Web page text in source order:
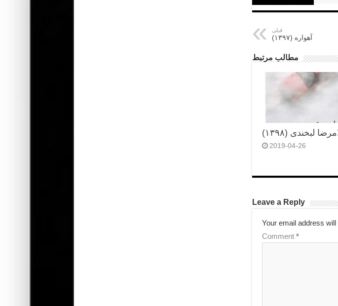
قبلی
آهواره (۱۳۹۷)
مطالب مرتبط
لبخندی (۱۳۹۸)
2019-04-26
Leave a Reply
Your email address
Comment *